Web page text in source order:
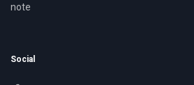
note
Social